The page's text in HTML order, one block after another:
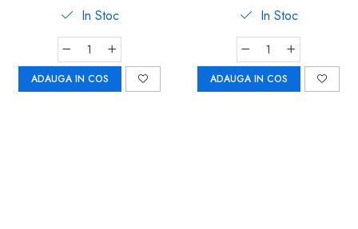
In Stoc
ADAUGA IN COS
In Stoc
ADAUGA IN COS